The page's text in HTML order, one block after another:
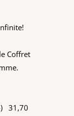
Coffret
31,70